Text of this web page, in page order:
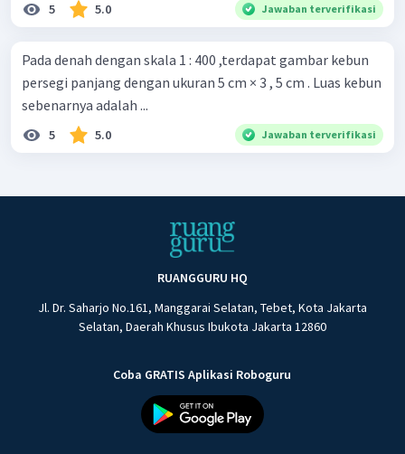
5 5.0 Jawaban terverifikasi
Pada denah dengan skala 1 : 400 ,terdapat gambar kebun
persegi panjang dengan ukuran 5 cm × 3 , 5 cm . Luas kebun
sebenarnya adalah ...
5 5.0 Jawaban terverifikasi
RUANGGURU HQ
Jl. Dr. Saharjo No.161, Manggarai Selatan, Tebet, Kota Jakarta
Selatan, Daerah Khusus Ibukota Jakarta 12860
Coba GRATIS Aplikasi Roboguru